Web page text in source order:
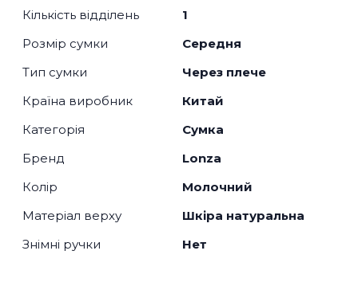
Кількість відділень
1
Розмір сумки
Середня
Тип сумки
Через плече
Країна виробник
Китай
Категорія
Сумка
Бренд
Lonza
Колір
Молочний
Матеріал верху
Шкіра натуральна
Знімні ручки
Нет